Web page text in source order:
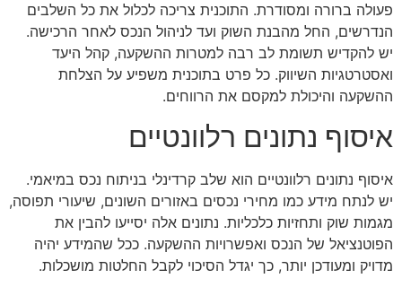
פעולה ברורה ומסודרת. התוכנית צריכה לכלול את כל השלבים
הנדרשים, החל מהבנת השוק ועד לניהול הנכס לאחר הרכישה.
יש להקדיש תשומת לב רבה למטרות ההשקעה, קהל היעד
ואסטרטגיות השיווק. כל פרט בתוכנית משפיע על הצלחת
ההשקעה והיכולת למקסם את הרווחים.
איסוף נתונים רלוונטיים
איסוף נתונים רלוונטיים הוא שלב קרדינלי בניתוח נכס במיאמי.
יש לנתח מידע כמו מחירי נכסים באזורים השונים, שיעורי תפוסה,
מגמות שוק ותחזיות כלכליות. נתונים אלה יסייעו להבין את
הפוטנציאל של הנכס ואפשרויות ההשקעה. ככל שהמידע יהיה
מדויק ומעודכן יותר, כך יגדל הסיכוי לקבל החלטות מושכלות.